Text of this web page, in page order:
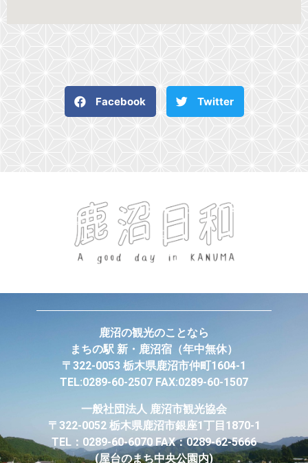
Facebook Twitter
鹿沼の観光のことなら
まちの駅 新・鹿沼宿 （年中無休）
〒322-0053 栃木県鹿沼市仲町1604-1
TEL:0289-60-2507 FAX:0289-60-1507
一般社団法人 鹿沼市観光協会
〒322-0052 栃木県鹿沼市銀座1丁目1870-1
TEL：0289-60-6070 FAX：0289-62-5666
(屋台のまち中央公園内)